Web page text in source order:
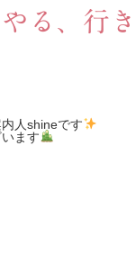
る、行
人shineです
ます